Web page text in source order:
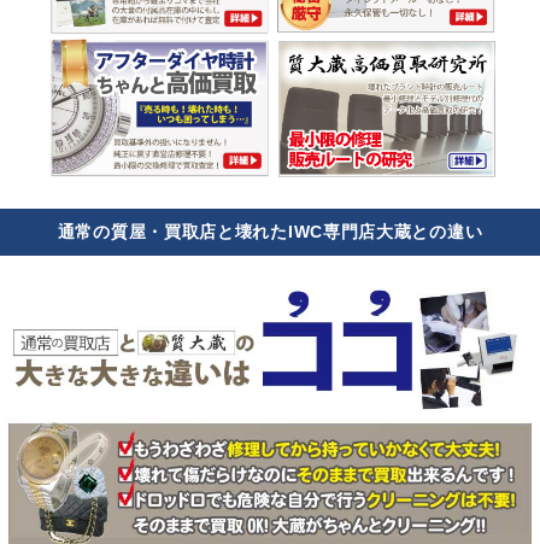
通常の質屋・買取店と壊れたIWC専門店大蔵との違い